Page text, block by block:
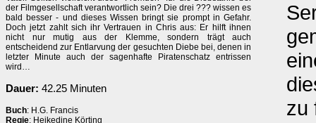
der Filmgesellschaft verantwortlich sein? Die drei ??? wissen es
bald besser - und dieses Wissen bringt sie prompt in Gefahr.
Doch jetzt zahlt sich ihr Vertrauen in Chris aus: Er hilft ihnen
nicht nur mutig aus der Klemme, sondern trägt auch
entscheidend zur Entlarvung der gesuchten Diebe bei, denen in
letzter Minute auch der sagenhafte Piratenschatz entrissen
wird…
Dauer: 42.25 Minuten
Buch: H.G. Francis
Regie: Heikedine Körting
zu